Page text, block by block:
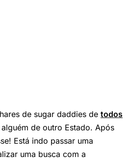
de sugar daddies de todos
de outro Estado. Após
Está indo passar uma
uma busca com a